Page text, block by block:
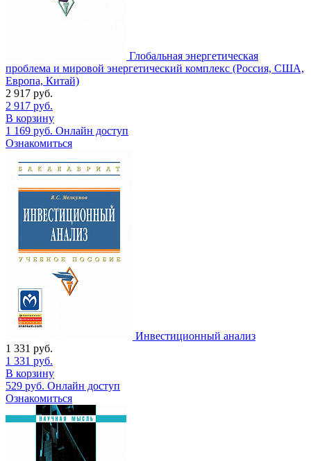
Глобальная энергетическая
проблема и мировой энергетический комплекс (Россия, США,
Европа, Китай)
2 917 руб.
2 917 руб.
В корзину
1 169 руб. Онлайн доступ
Ознакомиться
Инвестиционный анализ
1 331 руб.
1 331 руб.
В корзину
529 руб. Онлайн доступ
Ознакомиться